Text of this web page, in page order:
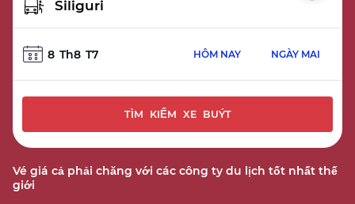
8 Th8 T7 HÔM NAY NGÀY MAI
TÌM KIẾM XE BUÝT
Vé giá cả phải chăng với các công ty du lịch tốt nhất thế
giới